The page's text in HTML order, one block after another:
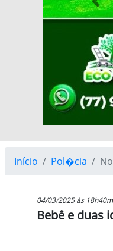
Início Pol�cia
04/03/2025 às
Bebê e duas